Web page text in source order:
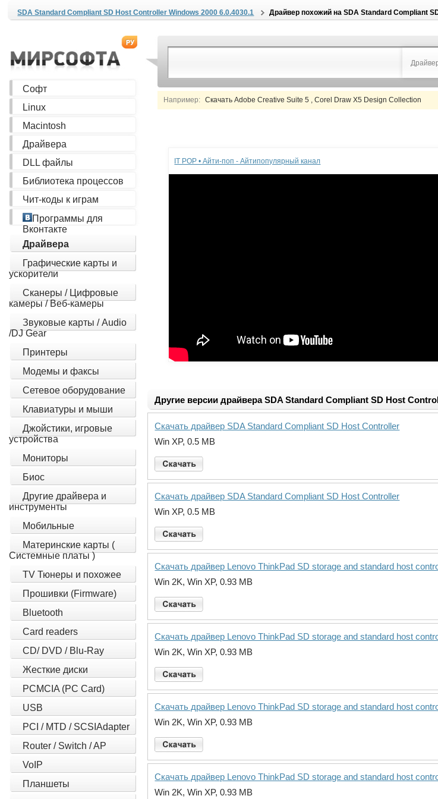
SDA Standard Compliant SD Host Controller Windows 2000 6.0.4030.1 Драйвер похожий наSDA Standard Compliant
Например: Скачать Adobe Creative Suite 5 , Corel Draw X5 Design Collection
Софт
Linux
Macintosh
Драйвера
DLL файлы
Библиотека процессов
Чит-коды к играм
Программы для
Вконтакте
Драйвера
Графические карты и
ускорители
Сканеры / Цифровые
камеры / Веб-камеры
Звуковые карты / Audio
/DJ Gear
Принтеры
Модемы и факсы
Сетевое оборудование
Клавиатуры и мыши
Джойстики, игровые
устройства
Мониторы
Биос
Другие драйвера и
инструменты
Мобильные
Материнские карты (
Системные платы )
TV Тюнеры и похожее
Прошивки (Firmware)
Bluetooth
Card readers
CD/ DVD / Blu-Ray
Жесткие диски
PCMCIA (PC Card)
USB
PCI / MTD / SCSIAdapter
Router / Switch / AP
VoIP
Планшеты
IT POP • Айти-поп - Айтипопулярный канал
Другие версии драйвера SDA Standard Compliant SD Host
Скачать драйвер SDA Standard Compliant SD Host Controller
Win XP, 0.5 MB
Скачать драйвер SDA Standard Compliant SD Host Controller
Win XP, 0.5 MB
Скачать драйвер Lenovo ThinkPad SD storage and standard host
Win 2K, Win XP, 0.93 MB
Скачать драйвер Lenovo ThinkPad SD storage and standard host
Win 2K, Win XP, 0.93 MB
Скачать драйвер Lenovo ThinkPad SD storage and standard host
Win 2K, Win XP, 0.93 MB
Скачать драйвер Lenovo ThinkPad SD storage and standard host
Win 2K, Win XP, 0.93 MB